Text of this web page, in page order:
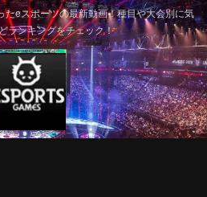
たeスポーツの最新動画！種目や大会別に気
ランキングをチェック！